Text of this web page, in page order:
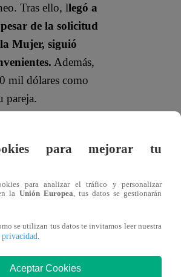
Tras ello, llegó a
de la solicitud
Mujer, siguió
Además,
mil dólares como
pareja.
Campos.
incidente tras ser
pareja Yharif
para mejorar tu
para analizar el tráfico y personalizar
la Unión Europea , tus datos se gestionarán
se utilizan tus datos te invitamos leer nuestra
Aceptar Cookies